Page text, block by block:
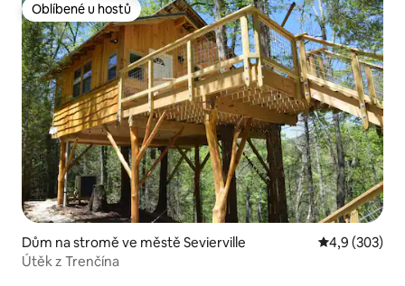
Oblíbené u hostů
Oblíbené u hostů
Dům na stromě ve městě Sevierville Průměrné
4,9 (303)
Útěk z Trenčína